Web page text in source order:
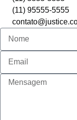
(11) 95555-5555